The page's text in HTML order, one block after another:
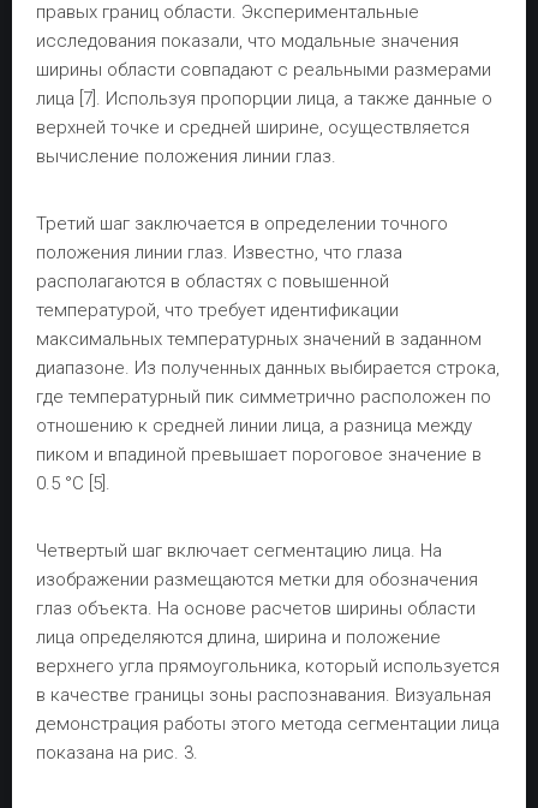
правых границ области. Экспериментальные
исследования показали, что модальные значения
ширины области совпадают с реальными размерами
лица [7]. Используя пропорции лица, а также данные о
верхней точке и средней ширине, осуществляется
вычисление положения линии глаз.
Третий шаг заключается в определении точного
положения линии глаз. Известно, что глаза
располагаются в областях с повышенной
температурой, что требует идентификации
максимальных температурных значений в заданном
диапазоне. Из полученных данных выбирается строка,
где температурный пик симметрично расположен по
отношению к средней линии лица, а разница между
пиком и впадиной превышает пороговое значение в
0.5 °C [5].
Четвертый шаг включает сегментацию лица. На
изображении размещаются метки для обозначения
глаз объекта. На основе расчетов ширины области
лица определяются длина, ширина и положение
верхнего угла прямоугольника, который используется
в качестве границы зоны распознавания. Визуальная
демонстрация работы этого метода сегментации лица
показана на рис. 3.